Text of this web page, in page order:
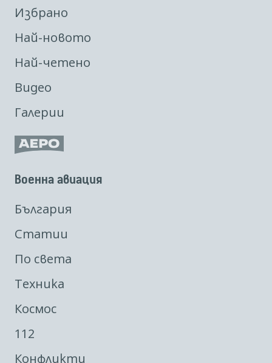
Избрано
Най-новото
Най-четено
Видео
Галерии
Военна авиация
България
Статии
По света
Техника
Космос
112
Конфликти